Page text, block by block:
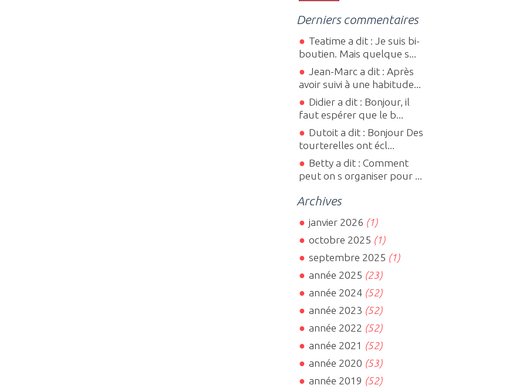
Derniers commentaires
Teatime a dit : Je suis bi-
boutien. Mais quelque s...
Jean-Marc a dit : Après
avoir suivi à une habitude...
Didier a dit : Bonjour, il
faut espérer que le b...
Dutoit a dit : Bonjour Des
tourterelles ont écl...
Betty a dit : Comment
peut on s organiser pour ...
Archives
janvier 2026 (1)
octobre 2025 (1)
septembre 2025 (1)
année 2025 (23)
année 2024(52)
année 2023 (52)
année 2022 (52)
année 2021 (52)
année 2020 (53)
année 2019 (52)